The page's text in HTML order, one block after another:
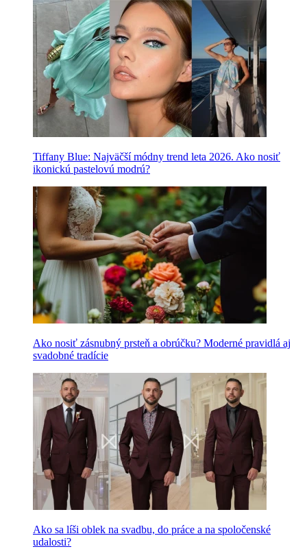
Tiffany Blue: Najväčší módny trend leta 2026. Ako nosiť
ikonickú pastelovú modrú?
Ako nosiť zásnubný prsteň a obrúčku? Moderné pravidlá aj
svadobné tradície
Ako sa líši oblek na svadbu, do práce a na spoločenské
udalosti?